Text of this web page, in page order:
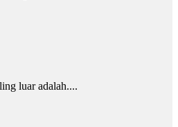
luar adalah....